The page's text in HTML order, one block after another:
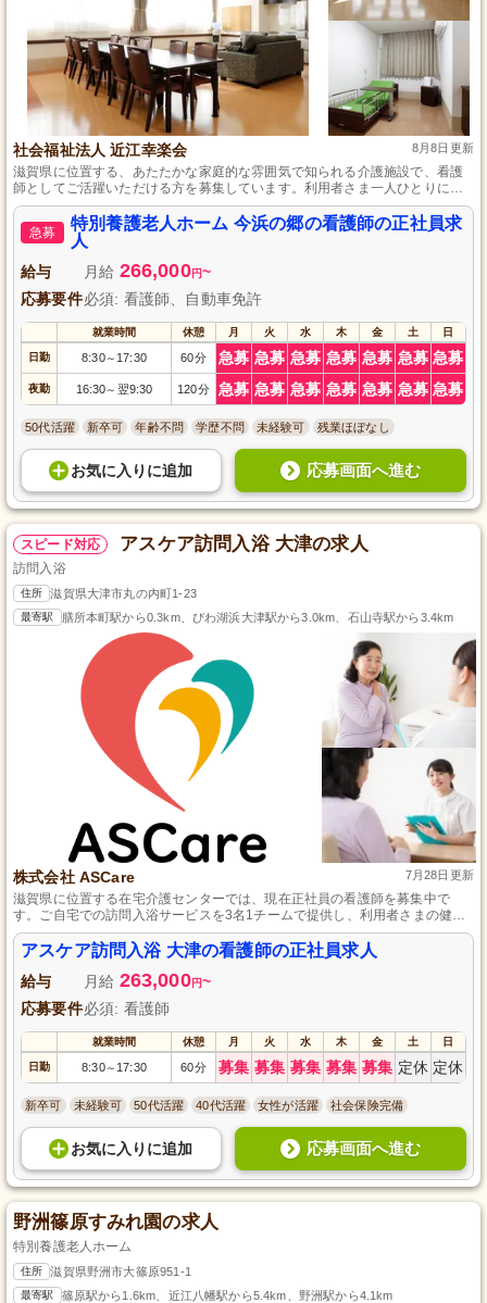
社会福祉法人 近江幸楽会 8月8日更新
滋賀県に位置する、あたたかな家庭的な雰囲気で知られる介護施設で、看護
師としてご活躍いただける方を募集しています。利用者さま一人ひとりに寄
り添ったケアを大切にし、少人数制でのユニットケアに力を入れておりま
す。日常の看護業務に加え、介護スタッフと協力し、利用者さまの健康管理
や安心できる生活のサポートを行ってください。笑顔あふれる職場で、資格
と経験を活かしたやりがいのある仕事を始めませんか。
急募
特別養護老人ホーム 今浜の郷の看護師の正社員求
人
給与 月給 266,000円~
応募要件必須: 看護師、自動車免許
就業時間 休憩 月 火 水 木 金 土 日
日勤 8:30～ 17:30 60分 急募 急募 急募 急募 急募 急募 急募
夜勤 16:30～ 翌9:30 120分 急募 急募 急募 急募 急募 急募 急募
50代活躍 新卒可 年齢不問 学歴不問 未経験可 残業ほぼなし
お気に入り に追加 応募画面へ進む
スピード対応 アスケア訪問入浴 大津の求人
訪問入浴
住所 滋賀県大津市丸の内町1-23
最寄駅 膳所本町駅から0.3km、びわ湖浜大津駅から3.0km、石山寺駅から3.4km
株式会社 ASCare 7月28日更新
滋賀県に位置する在宅介護センターでは、現在正社員の看護師を募集中で
す。ご自宅での訪問入浴サービスを3名1チームで提供し、利用者さまの健康
チェックやサポートを担当していただきます。経験がない方やブランクがあ
る方でも問題ありません。不安な点があれば、先輩スタッフがしっかりサポ
ートするので安心してスタートできます。
アスケア訪問入浴 大津の看護師の正社員求人
給与 月給 263,000円~
応募要件必須: 看護師
就業時間 休憩 月 火 水 木 金 土 日
日勤 8:30～ 17:30 60分 募集 募集 募集 募集 募集 定休 定休
新卒可 未経験可 50代活躍 40代活躍 女性が活躍 社会保険完備
お気に入り に追加 応募画面へ進む
野洲篠原すみれ園の求人
特別養護老人ホーム
住所 滋賀県野洲市大篠原951-1
最寄駅 篠原駅から1.6km、近江八幡駅から5.4km、野洲駅から4.1km